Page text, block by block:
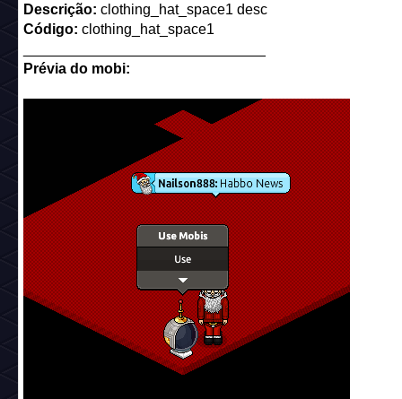
Descrição: clothing_hat_space1 desc
Código: clothing_hat_space1
Prévia do mobi: